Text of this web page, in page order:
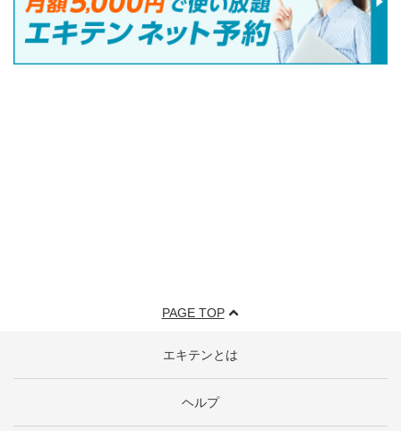
PAGE TOP
エキテンとは
ヘルプ